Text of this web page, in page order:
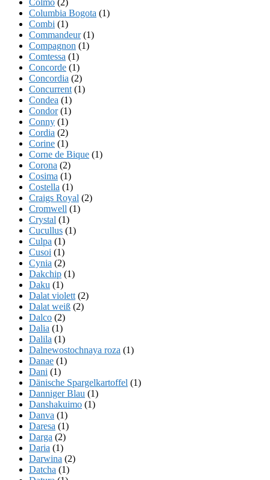
Columbia Bogota (1)
Combi (1)
Commandeur(1)
Compagnon (1)
Comtessa (1)
Concorde (1)
Concordia (2)
Concurrent (1)
Condea (1)
Condor(1)
Conny (1)
Cordia (2)
Corine (1)
Corne de Bique (1)
Corona (2)
Cosima (1)
Costella (1)
Craigs Royal (2)
Cromwell (1)
Crystal (1)
Cucullus (1)
Culpa (1)
Cusoi (1)
Cynia (2)
Dakchip (1)
Daku (1)
Dalat violett (2)
Dalat weiß (2)
Dalco (2)
Dalia (1)
Dalila (1)
Dalnewostochnaya roza (1)
Danae (1)
Dani (1)
Dänische Spargelkartoffel (1)
Danniger Blau (1)
Danshakuimo (1)
Danva (1)
Daresa (1)
Darga (2)
Daria (1)
Darwina (2)
Datcha (1)